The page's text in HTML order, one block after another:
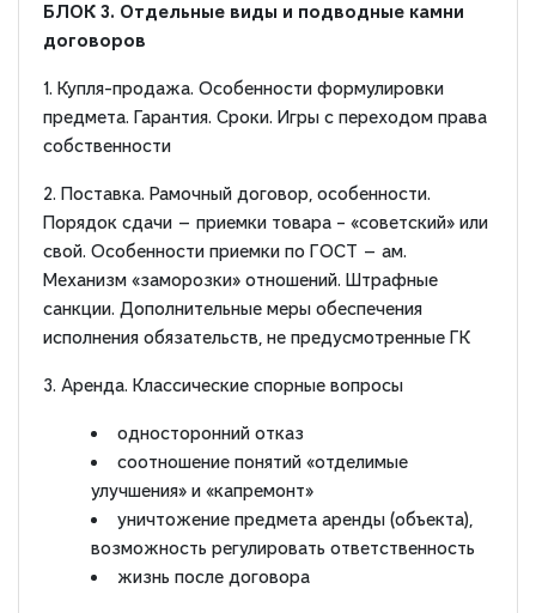
БЛОК 3. Отдельные виды и подводные камни
договоров
1. Купля-продажа. Особенности формулировки
предмета. Гарантия. Сроки. Игры с переходом права
собственности
2. Поставка. Рамочный договор, особенности.
Порядок сдачи — приемки товара – «советский» или
свой. Особенности приемки по ГОСТ — ам.
Механизм «заморозки» отношений. Штрафные
санкции. Дополнительные меры обеспечения
исполнения обязательств, не предусмотренные ГК
3. Аренда. Классические спорные вопросы
односторонний отказ
соотношение понятий «отделимые
улучшения» и «капремонт»
уничтожение предмета аренды (объекта),
возможность регулировать ответственность
жизнь после договора